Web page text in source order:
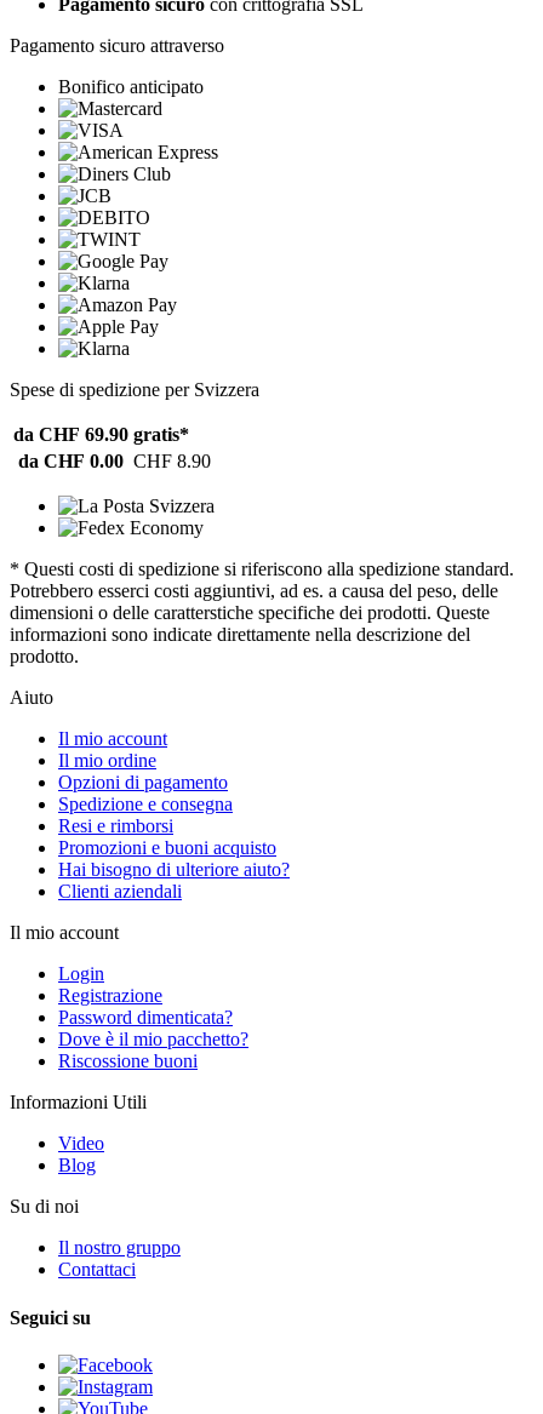
Pagamento sicuro con crittografia SSL
Pagamento sicuro attraverso
Bonifico anticipato
Spese di spedizione per Svizzera
da CHF 69.90 gratis*
da CHF 0.00 CHF 8.90
* Questi costi di spedizione si riferiscono alla spedizione standard.
Potrebbero esserci costi aggiuntivi, ad es. a causa del peso, delle
dimensioni o delle caratterstiche specifiche dei prodotti. Queste
informazioni sono indicate direttamente nella descrizione del
prodotto.
Aiuto
Il mio account
Il mio ordine
Opzioni di pagamento
Spedizione e consegna
Resi e rimborsi
Promozioni e buoni acquisto
Hai bisogno di ulteriore aiuto?
Clienti aziendali
Il mio account
Login
Registrazione
Password dimenticata?
Dove è il mio pacchetto?
Riscossione buoni
Informazioni Utili
Video
Blog
Su di noi
Il nostro gruppo
Contattaci
Seguici su